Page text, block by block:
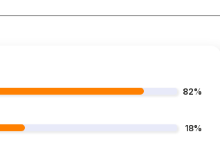
82%
18%